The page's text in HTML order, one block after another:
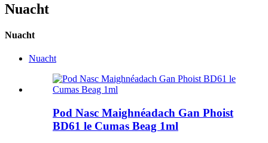
Nuacht
Nuacht
Nuacht
Pod Nasc Maighnéadach Gan Phoist
BD61 le Cumas Beag 1ml